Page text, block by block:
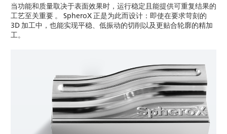
当功能和质量取决于表面效果时，运行稳定且能提供可重复结果的
工艺至关重要 。 SpheroX 正是为此而设计：即使在要求苛刻的
3D 加工中，也能实现平稳、低振动的切削以及更贴合轮廓的精加
工。